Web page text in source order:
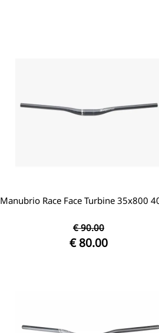
Manubrio Race Face Turbine 35x800
€ 90.00
€ 80.00